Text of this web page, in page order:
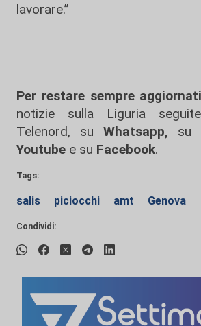
lavorare.”
Per restare sempre aggiornati
notizie sulla Liguria
Telenord, su
Whatsapp, su
Youtube e su Facebook.
Tags:
salis piciocchi amt Genova
Condividi: